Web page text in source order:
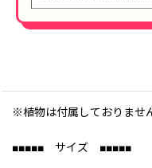
※植物は付属しておりませ
■■■■■ サイズ ■■■■■